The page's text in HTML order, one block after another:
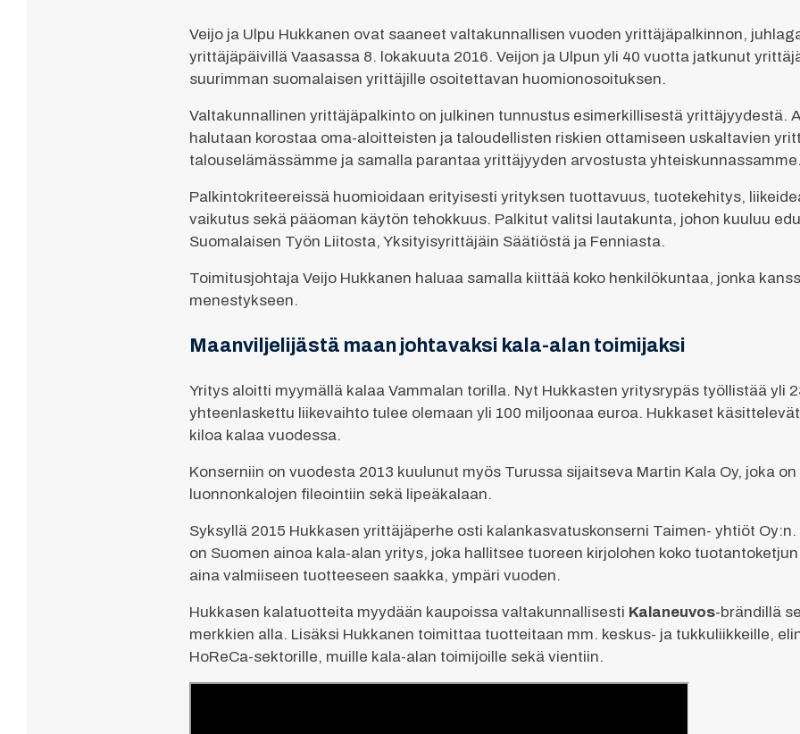
Veijo ja Ulpu Hukkanen ovat saaneet valtakunnallisen vuoden yrittäjäpalkinnon,
yrittäjäpäivillä Vaasassa 8. lokakuuta 2016. Veijon ja Ulpun yli 40 vuotta jatkunut
suurimman suomalaisen yrittäjille osoitettavan huomionosoituksen.
Valtakunnallinen yrittäjäpalkinto on julkinen tunnustus esimerkillisestä yrittäjyydestä.
halutaan korostaa oma-aloitteisten ja taloudellisten riskien ottamiseen uskaltavien
talouselämässämme ja samalla parantaa yrittäjyyden arvostusta
Palkintokriteereissä huomioidaan erityisesti yrityksen tuottavuus, tuotekehitys,
vaikutus sekä pääoman käytön tehokkuus. Palkitut valitsi lautakunta, johon kuuluu
Suomalaisen Työn Liitosta, Yksityisyrittäjäin Säätiöstä ja Fenniasta.
Toimitusjohtaja Veijo Hukkanen haluaa samalla kiittää koko henkilökuntaa, jonka
menestykseen.
Maanviljelijästä maan johtavaksi kala-alan toimijaksi
Yritys aloitti myymällä kalaa Vammalan torilla. Nyt Hukkasten yritysrypäs työllistää yli
yhteenlaskettu liikevaihto tulee olemaan yli 100 miljoonaa euroa. Hukkaset
kiloa kalaa vuodessa.
Konserniin on vuodesta 2013 kuulunut myös Turussa sijaitseva Martin Kala Oy, joka
luonnonkalojen fileointiin sekä lipeäkalaan.
Syksyllä 2015 Hukkasen yrittäjäperhe osti kalankasvatuskonserni Taimen- yhtiöt
on Suomen ainoa kala-alan yritys, joka hallitsee tuoreen kirjolohen koko
aina valmiiseen tuotteeseen saakka, ympäri vuoden.
Hukkasen kalatuotteita myydään kaupoissa valtakunnallisesti Kalaneuvos-brändillä
merkkien alla. Lisäksi Hukkanen toimittaa tuotteitaan mm. keskus- ja tukkuliikkeille,
HoReCa-sektorille, muille kala-alan toimijoille sekä vientiin.